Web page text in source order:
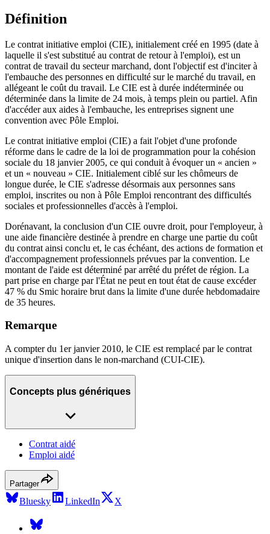
Définition
Le contrat initiative emploi (CIE), initialement créé en 1995 (date à
laquelle il s'est substitué au contrat de retour à l'emploi), est un
contrat de travail du secteur marchand, dont l'objectif est d'inciter à
l'embauche des personnes en difficulté sur le marché du travail, en
allégeant le coût du travail. Le CIE est à durée indéterminée ou
déterminée dans la limite de 24 mois, à temps plein ou partiel. Afin
d'accéder aux aides à l'embauche, les entreprises signent une
convention avec Pôle Emploi.
Le contrat initiative emploi (CIE) a fait l'objet d'une profonde
réforme dans le cadre de la loi de programmation pour la cohésion
sociale du 18 janvier 2005, ce qui conduit à évoquer un « ancien »
et un « nouveau » CIE. Initialement ciblé sur les chômeurs de
longue durée, le CIE s'adresse désormais aux personnes sans
emploi, inscrites ou non à Pôle Emploi rencontrant des difficultés
sociales et professionnelles d'accès à l'emploi.
Dorénavant, la conclusion d'un CIE ouvre droit, pour l'employeur, à
une aide financière destinée à prendre en charge une partie du coût
du contrat ainsi conclu et, le cas échéant, des actions de formation et
d'accompagnement professionnels prévues par la convention. Le
montant de l'aide est déterminé par arrêté du préfet de région. La
part prise en charge par l'État ne peut en tout état de cause excéder
47 % du Smic horaire brut dans la limite d'une durée hebdomadaire
de 35 heures.
Remarque
A compter du 1er janvier 2010, le CIE est remplacé par le contrat
unique d'insertion dans le non-marchand (CUI-CIE).
Concepts plus génériques
Contrat aidé
Emploi aidé
Partager
Bluesky LinkedIn X